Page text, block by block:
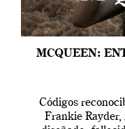
MCQUEEN:
Códigos
Frankie Rayder,